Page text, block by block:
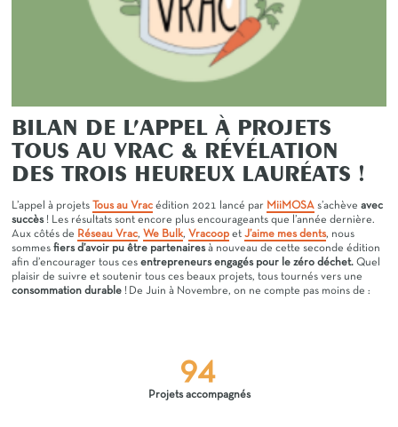
BILAN DE L’APPEL À PROJETS
TOUS AU VRAC & RÉVÉLATION
DES TROIS HEUREUX LAURÉATS !
L’appel à projets Tous au Vrac édition 2021 lancé par MiiMOSA s’achève avec
succès! Les résultats sont encore plus encourageants que l’année dernière.
Aux côtés de Réseau Vrac, We Bulk, Vracoop et J’aime mes dents, nous
sommes fiers d’avoir pu être partenairesà nouveau de cette seconde édition
afin d’encourager tous ces entrepreneurs engagés pour le zéro déchet. Quel
plaisir de suivre et soutenir tous ces beaux projets, tous tournés vers une
consommation durable ! De Juin à Novembre, on ne compte pas moins de :
94
Projets accompagnés